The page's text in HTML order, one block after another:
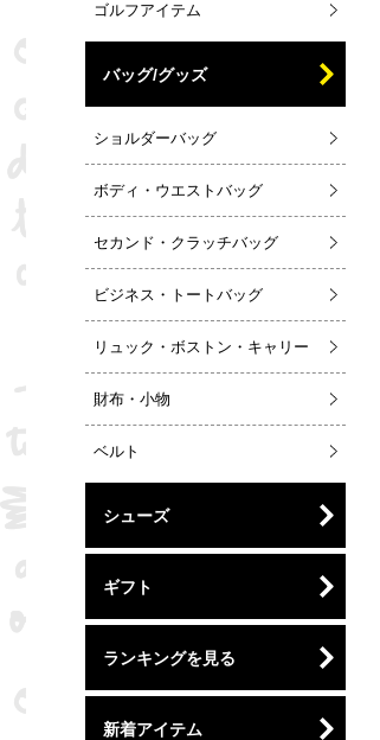
ゴルフアイテム
バッグ/グッズ
ショルダーバッグ
ボディ・ウエストバッグ
セカンド・クラッチバッグ
ビジネス・トートバッグ
リュック・ボストン・キャリー
財布・小物
ベルト
シューズ
ギフト
ランキングを見る
新着アイテム